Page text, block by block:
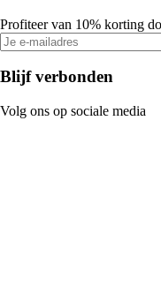
Profiteer van 10% korting
Blijf verbonden
Volg ons op sociale media